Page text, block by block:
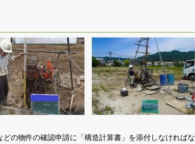
の物件の確認申請に「構造計算書」を添付しなければな